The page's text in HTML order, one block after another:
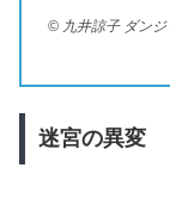
© 九井諒子 ダンジ
迷宮の異変